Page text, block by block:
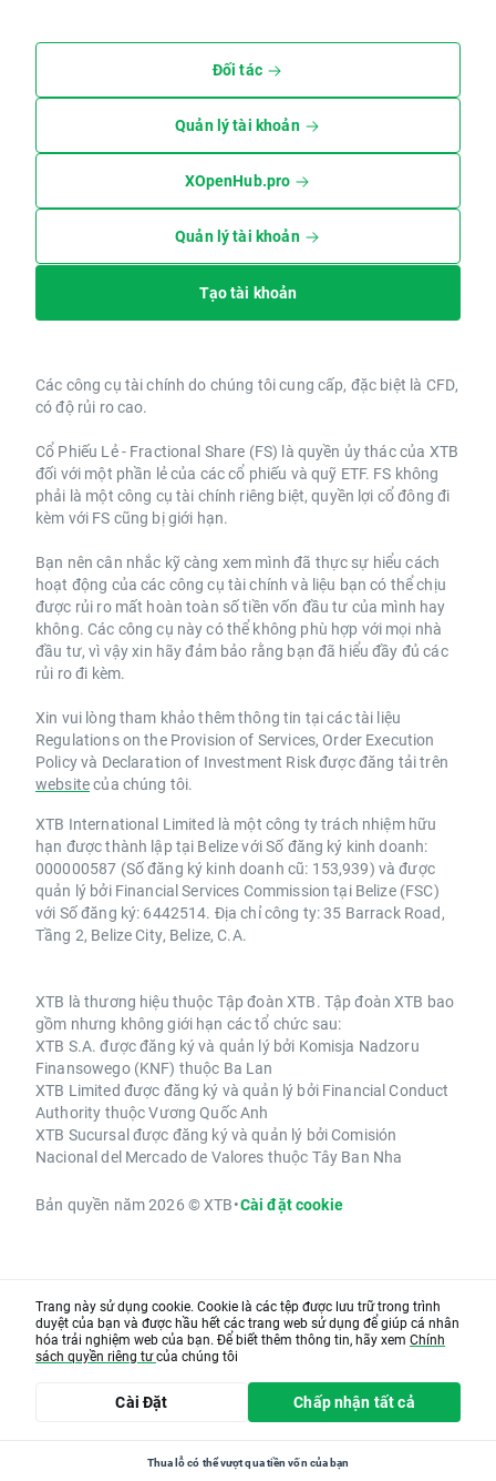
Đối tác
Quản lý tài khoản
XOpenHub.pro
Quản lý tài khoản
Tạo tài khoản
Các công cụ tài chính do chúng tôi cung cấp, đặc biệt là CFD,
có độ rủi ro cao.
Cổ Phiếu Lẻ - Fractional Share (FS) là quyền ủy thác của XTB
đối với một phần lẻ của các cổ phiếu và quỹ ETF. FS không
phải là một công cụ tài chính riêng biệt, quyền lợi cổ đông đi
kèm với FS cũng bị giới hạn.
Bạn nên cân nhắc kỹ càng xem mình đã thực sự hiểu cách
hoạt động của các công cụ tài chính và liệu bạn có thể chịu
được rủi ro mất hoàn toàn số tiền vốn đầu tư của mình hay
không. Các công cụ này có thể không phù hợp với mọi nhà
đầu tư, vì vậy xin hãy đảm bảo rằng bạn đã hiểu đầy đủ các
rủi ro đi kèm.
Xin vui lòng tham khảo thêm thông tin tại các tài liệu
Regulations on the Provision of Services, Order Execution
Policy và Declaration of Investment Risk được đăng tải trên
websitecủa chúng tôi.
XTB International Limited là một công ty trách nhiệm hữu
hạn được thành lập tại Belize với Số đăng ký kinh doanh:
000000587 (Số đăng ký kinh doanh cũ: 153,939) và được
quản lý bởi Financial Services Commission tại Belize (FSC)
với Số đăng ký: 6442514. Địa chỉ công ty: 35 Barrack Road,
Tầng 2, Belize City, Belize, C.A.
XTB là thương hiệu thuộc Tập đoàn XTB. Tập đoàn XTB bao
gồm nhưng không giới hạn các tổ chức sau:
XTB S.A. được đăng ký và quản lý bởi Komisja Nadzoru
Finansowego (KNF) thuộc Ba Lan
XTB Limited được đăng ký và quản lý bởi Financial Conduct
Authority thuộc Vương Quốc Anh
XTB Sucursal được đăng ký và quản lý bởi Comisión
Nacional del Mercado de Valores thuộc Tây Ban Nha
Bản quyền năm 2026 © XTB•Cài đặt cookie
Trang này sử dụng cookie. Cookie là các tệp được lưu trữ trong trình
duyệt của bạn và được hầu hết các trang web sử dụng để giúp cá nhân
hóa trải nghiệm web của bạn. Để biết thêm thông tin, hãy xem Chính
sách quyền riêng tưcủa chúng tôi
Cài Đặt Chấp nhận tất cả
Thua lỗ có thể vượt qua tiền vốn của bạn